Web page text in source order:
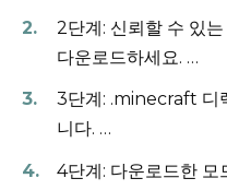
2단계: 신뢰할 수 있
다운로드하세요. …
3단계: .minecraft 디
니다. …
4단계: 다운로드한